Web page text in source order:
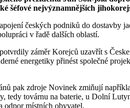
šéfové nejvýznamnějších
českých podniků do dostavby
v řadě dalších oblastí.
energetiky přinést společné
tedy továrnu na baterie, u Dolní
odpor místních obyvatel.